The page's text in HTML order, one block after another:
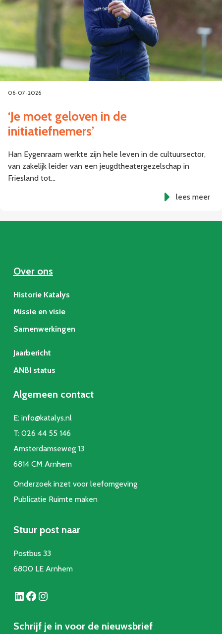
06-07-2026
‘Je moet geloven in de
initiatiefnemers’
Han Eygenraam werkte zijn hele leven in de cultuursector,
van zakelijk leider van een jeugdtheatergezelschap in
Friesland tot…
lees meer
Over ons
Historie Katalys
Missie en visie
Samenwerkingen
Jaarbericht
ANBI status
Algemeen contact
E: info@katalys.nl
T: 026 44 55 146
Amsterdamseweg 13
6814 CM Arnhem
Onderzoek inzet voor leefomgeving
Publicatie Ruimte maken
Stuur post naar
Postbus 33
6800 LE Arnhem
LinkedIn Facebook Instagram
Schrijf je in voor de nieuwsbrief